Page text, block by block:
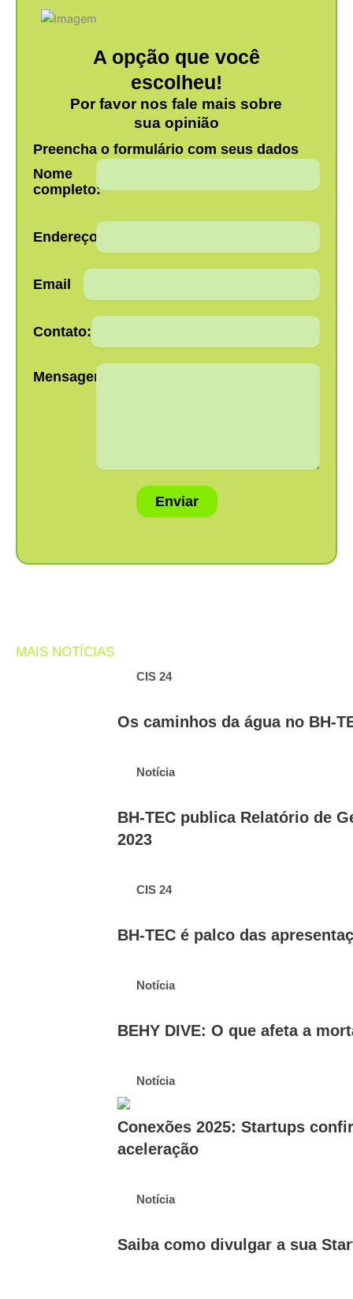
A opção que você
escolheu!
Por favor nos fale mais sobre
sua opinião
Preencha o formulário com seus dados
Nome
completo:
Endereço:
Email
Contato:
Mensagem:
Enviar
MAIS NOTÍCIAS
CIS 24
Os caminhos da água no BH-
Notícia
BH-TEC publica Relatório de
2023
CIS 24
BH-TEC é palco das
Notícia
BEHY DIVE: O que afeta a
Notícia
Conexões 2025: Startups
aceleração
Notícia
Saiba como divulgar a sua